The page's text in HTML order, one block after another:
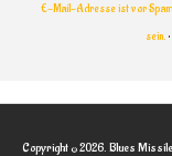
E-Mail-Adresse ist vor
sein.•
Copyright © 2026. Blues